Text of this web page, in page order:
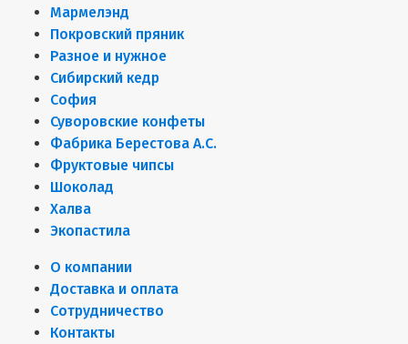
Мармелэнд
Покровский пряник
Разное и нужное
Сибирский кедр
София
Суворовские конфеты
Фабрика Берестова А.С.
Фруктовые чипсы
Шоколад
Халва
Экопастила
О компании
Доставка и оплата
Сотрудничество
Контакты